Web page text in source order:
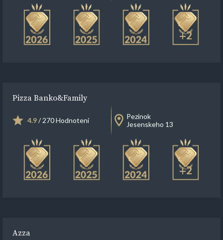
+2
Pizza Banko&Family
4.9/ 270 Hodnotení
Pezinok
Jesenskeho 13
+2
Azza